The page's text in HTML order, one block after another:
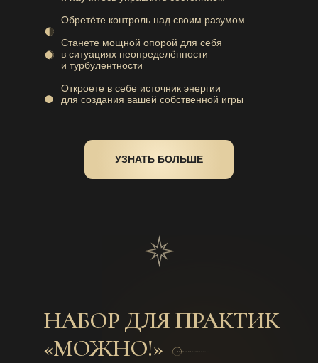
УЗНАТЬ БОЛЬШЕ
Обретёте контроль над своим разумом
Станете мощной опорой для себя
в ситуациях неопределённости
и турбулентности
Откроете в себе источник энергии
для создания вашей собственной игры
НАБОР ДЛЯ ПРАКТИК
«МОЖНО!»